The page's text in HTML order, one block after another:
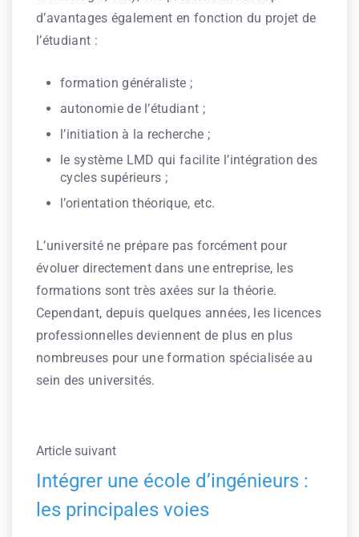
d’avantages également en fonction du projet de
l’étudiant :
formation généraliste ;
autonomie de l’étudiant ;
l’initiation à la recherche ;
le système LMD qui facilite l’intégration des
cycles supérieurs ;
l’orientation théorique, etc.
L’université ne prépare pas forcément pour
évoluer directement dans une entreprise, les
formations sont très axées sur la théorie.
Cependant, depuis quelques années, les licences
professionnelles deviennent de plus en plus
nombreuses pour une formation spécialisée au
sein des universités.
Article suivant
Intégrer une école d’ingénieurs :
les principales voies